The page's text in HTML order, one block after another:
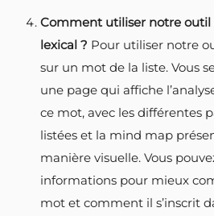
Comment utiliser notre outil
lexical ? Pour utiliser notre
sur un mot de la liste. Vous
une page qui affiche
ce mot, avec les différentes
listées et la mind map
manière visuelle. Vous
informations pour mieux
mot et comment il s’inscrit